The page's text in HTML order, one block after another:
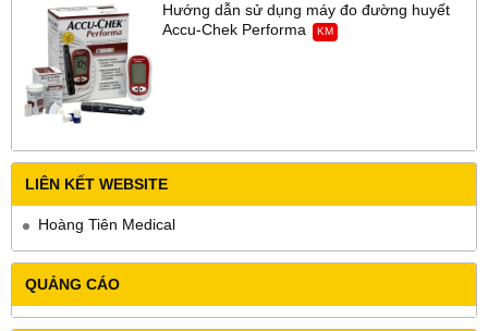
Hướng dẫn sử dụng máy đo đường huyết
Accu-Chek Performa
KM
LIÊN KẾT WEBSITE
Hoàng Tiên Medical
QUẢNG CÁO